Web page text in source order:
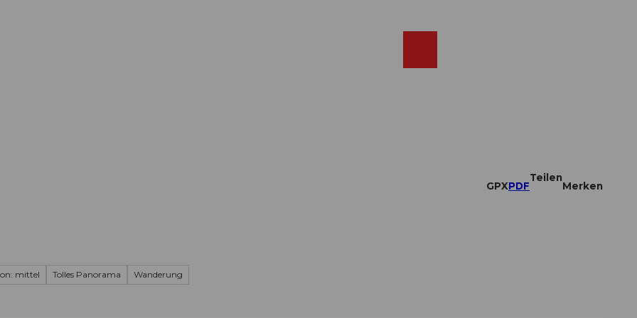
GPXPDF
Teilen
Merken
mittel Tolles Panorama Wanderung